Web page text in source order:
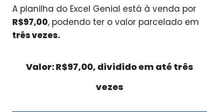
A planilha do Excel Genial está à venda por
R$97,00, podendo ter o valor parcelado em
três vezes.
Valor: R$97,00, dividido em até três
vezes